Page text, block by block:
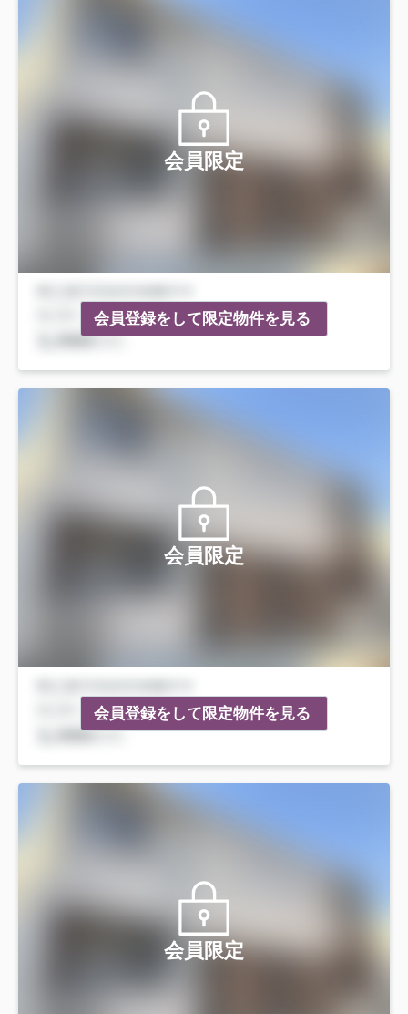
会員限定
会員登録をして限定物件を見る
会員限定
会員登録をして限定物件を見る
会員限定